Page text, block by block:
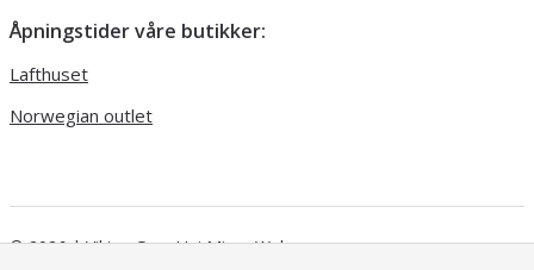
Åpningstider våre butikker:
Lafthuset
Norwegian outlet
© 2026 | Viking Garn Uni Micro Web